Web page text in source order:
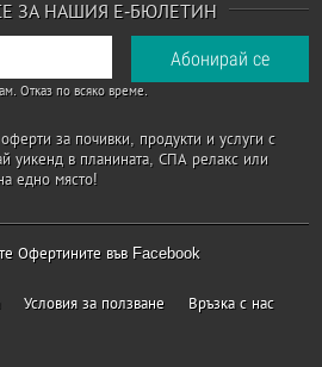
ЗА НАШИЯ Е-БЮЛЕТИН
Отказ по всяко време.
за почивки, продукти и услуги с
уикенд в планината, СПА релакс или
едно място!
Офертините във Facebook
Условия за ползване Връзка с нас